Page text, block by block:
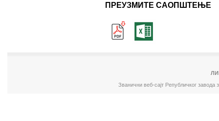
ПРЕУЗМИТЕ САОПШТЕЊЕ
Званични веб-сајт Републичког